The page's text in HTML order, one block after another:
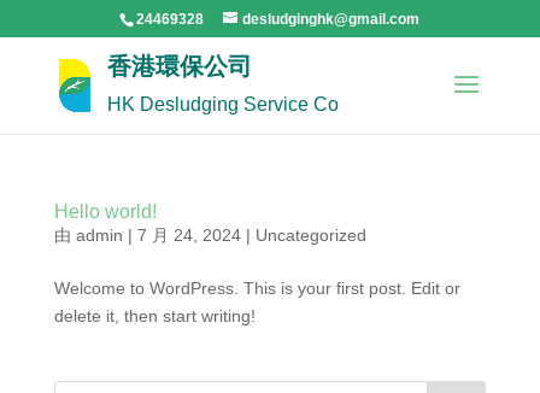
24469328 desludginghk@gmail.com
香港環保公司
HK Desludging Service Co
Hello world!
由 admin | 7 月 24, 2024| Uncategorized
Welcome to WordPress. This is your first post. Edit or
delete it, then start writing!